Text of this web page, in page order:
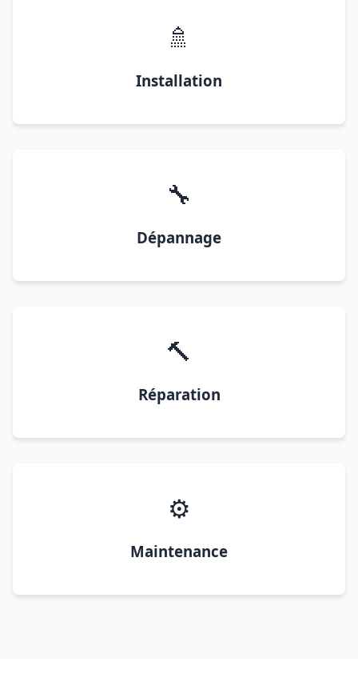
🚿
Installation
🔧
Dépannage
🔨
Réparation
⚙️
Maintenance